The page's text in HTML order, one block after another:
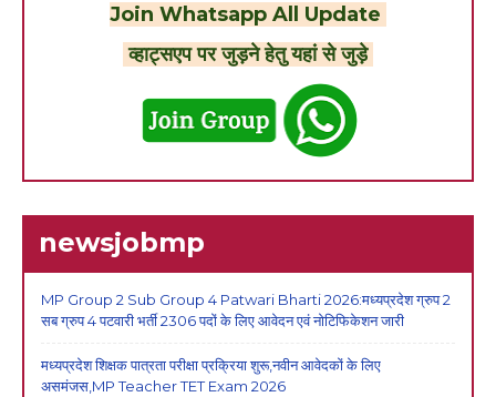
Join Whatsapp All Update
व्हाट्सएप पर जुड़ने हेतु यहां से जुड़े
newsjobmp
MP Group 2 Sub Group 4 Patwari Bharti 2026:मध्यप्रदेश ग्रुप 2
सब ग्रुप 4 पटवारी भर्ती 2306 पदों के लिए आवेदन एवं नोटिफिकेशन जारी
मध्यप्रदेश शिक्षक पात्रता परीक्षा प्रक्रिया शुरू,नवीन आवेदकों के लिए
असमंजस,MP Teacher TET Exam 2026